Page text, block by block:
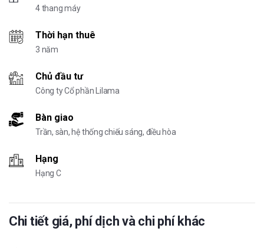
4 thang máy
Thời hạn thuê
3 năm
Chủ đầu tư
Công ty Cổ phần Lilama
Bàn giao
Trần, sàn, hệ thống chiếu sáng, điều hòa
Hạng
Hạng C
Chi tiết giá, phí dịch và chi phí khác